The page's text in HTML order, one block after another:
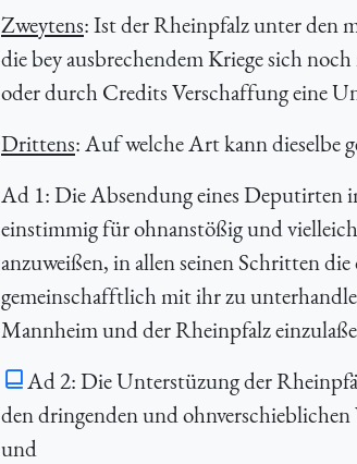
Zweytens: Ist der Rheinpfalz unter den
die bey ausbrechendem Kriege sich
oder durch Credits Verschaffung eine
Drittens: Auf welche Art kann dieselbe
Ad 1: Die Absendung eines Deputirten
einstimmig für ohnanstößig und
anzuweißen, in allen seinen Schritten
gemeinschafftlich mit ihr zu
Mannheim und der Rheinpfalz
Ad 2: Die Unterstüzung der
den dringenden und
und